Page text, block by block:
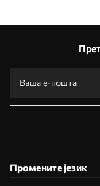
Промените језик